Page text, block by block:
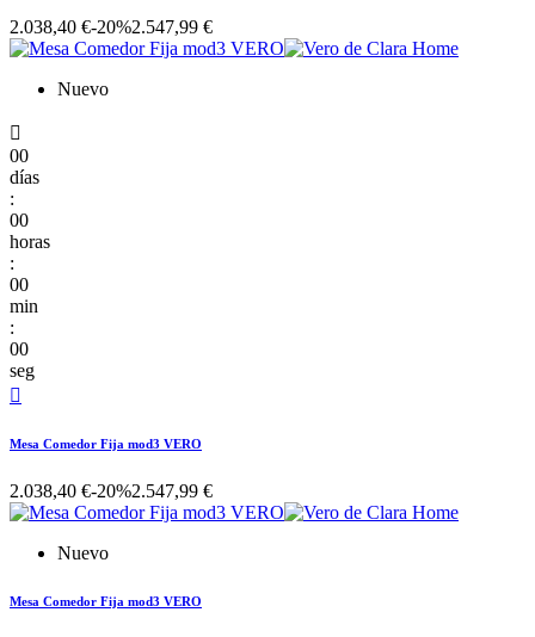
2.038,40 €-20%2.547,99 €
Nuevo

00
días
:
00
horas
:
00
min
:
00
seg

Mesa Comedor Fija mod3 VERO
2.038,40 €-20%2.547,99 €
Nuevo
Mesa Comedor Fija mod3 VERO